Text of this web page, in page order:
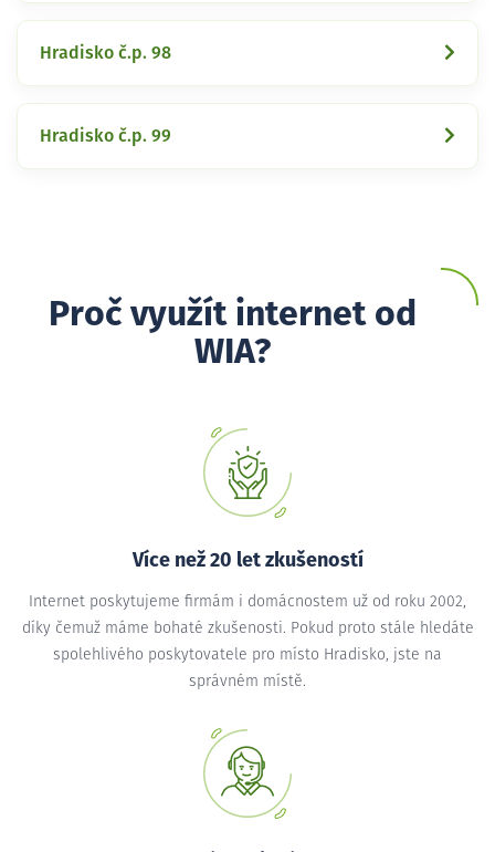
Hradisko č.p. 98
Hradisko č.p. 99
Proč využít internet od
WIA?
Více než 20 let zkušeností
Internet poskytujeme firmám i domácnostem už od roku 2002,
díky čemuž máme bohaté zkušenosti. Pokud proto stále hledáte
spolehlivého poskytovatele pro místo Hradisko, jste na
správném místě.